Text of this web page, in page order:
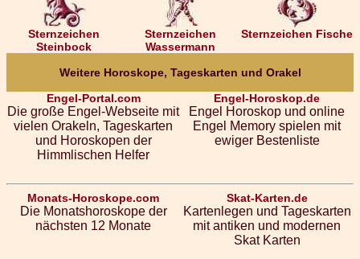
Sternzeichen
Steinbock
Sternzeichen
Wassermann
Sternzeichen Fische
Weitere Horoskope, Tageskarten und Orakel
Engel-Portal.com
Die große Engel-Webseite mit
vielen Orakeln, Tageskarten
und Horoskopen der
Himmlischen Helfer
Engel-Horoskop.de
Engel Horoskop und online
Engel Memory spielen mit
ewiger Bestenliste
Monats-Horoskope.com
Die Monatshoroskope der
nächsten 12 Monate
Skat-Karten.de
Kartenlegen und Tageskarten
mit antiken und modernen
Skat Karten